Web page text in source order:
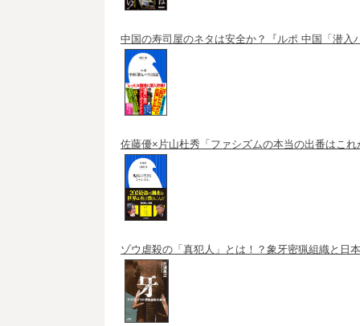
中国の寿司屋のネタは安全か？『ルポ 中国「潜入
佐藤優×片山杜秀「ファシズムの本当の出番はこ
ゾウ虐殺の「真犯人」とは！？象牙密猟組織と日